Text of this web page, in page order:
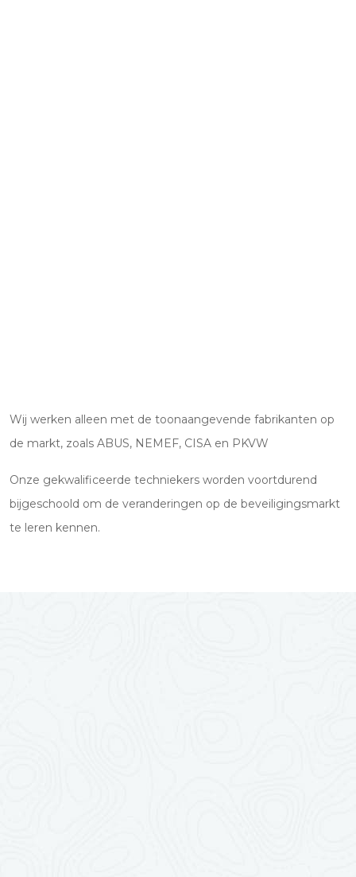
Wij werken alleen met de toonaangevende fabrikanten op
de markt, zoals ABUS, NEMEF, CISA en PKVW
Onze gekwalificeerde techniekers worden voortdurend
bijgeschoold om de veranderingen op de beveiligingsmarkt
te leren kennen.